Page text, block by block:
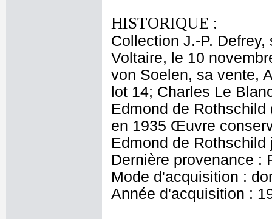
HISTORIQUE :
Collection J.-P.
Voltaire, le 10
von Soelen, sa vente,
lot 14; Charles Le
Edmond de
en 1935 Œuvre
Edmond de Rothschild
Dernière provenance :
Mode d'acquisition :
Année d'acquisition :